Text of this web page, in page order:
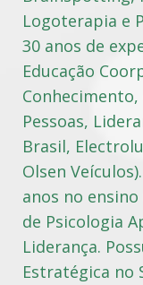
Logoterapia e
30 anos de
Educação
Pessoas,
Brasil,
Olsen
anos no
de Psicologia
Liderança.
Estratégica no